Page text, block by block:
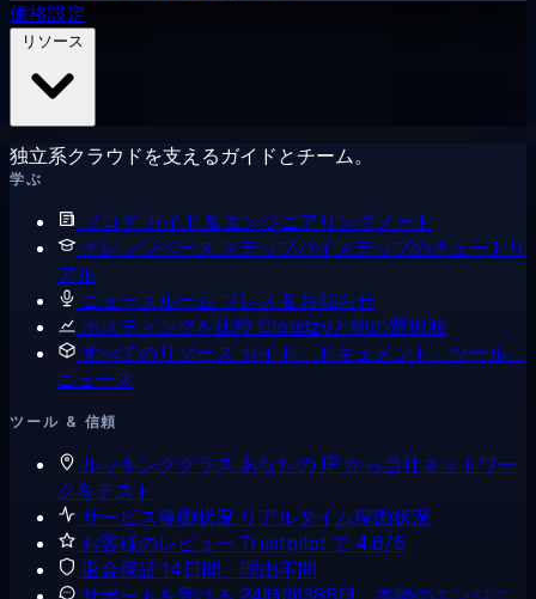
価格設定
独立系クラウドを支えるガイドとチーム。
学ぶ
ブログ ガイド & エンジニアリングノート
ナレッジベース ステップバイステップのチュートリ
アル
ニュースルーム プレス & お知らせ
ホスティングを比較 Cloudzyと他の選択肢
すべてのリソース ガイド、ドキュメント、ツール、
ニュース
ツール & 信頼
ルッキンググラス あなたの IP から当社ネットワー
クをテスト
サービス稼働状況 リアルタイム稼働状況
お客様のレビュー Trustpilot で 4.6/5
返金保証 14日間、理由不問